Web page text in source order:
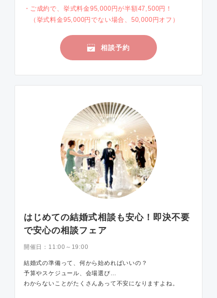
ご成約で、挙式料金95,000円が半額47,500円！
（挙式料金95,000円でない場合、50,000円オフ）
相談予約
はじめての結婚式相談も安心！即決不要
で安心の相談フェア
開催日： 11:00～19:00
結婚式の準備って、何から始めればいいの？
予算やスケジュール、会場選び…
わからないことがたくさんあって不安になりますよね。